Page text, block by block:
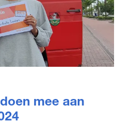
mee aan